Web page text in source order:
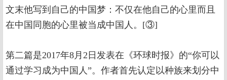
文末他写到自己的中国梦：不仅在他自己的心里而且
在中国同胞的心里被当成中国人。[③]
第二篇是2017年8月2日发表在《环球时报》的“你可以
通过学习成为中国人”。作者首先认定以种族来划分中